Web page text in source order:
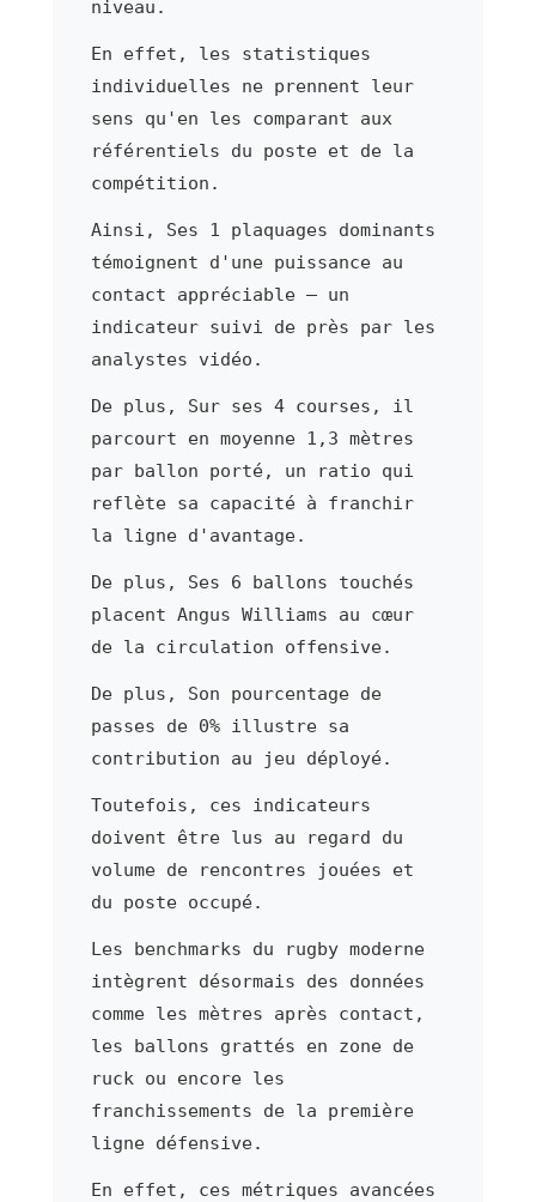
niveau.
En effet, les statistiques
individuelles ne prennent leur
sens qu'en les comparant aux
référentiels du poste et de la
compétition.
Ainsi, Ses 1 plaquages dominants
témoignent d'une puissance au
contact appréciable — un
indicateur suivi de près par les
analystes vidéo.
De plus, Sur ses 4 courses, il
parcourt en moyenne 1,3 mètres
par ballon porté, un ratio qui
reflète sa capacité à franchir
la ligne d'avantage.
De plus, Ses 6 ballons touchés
placent Angus Williams au cœur
de la circulation offensive.
De plus, Son pourcentage de
passes de 0% illustre sa
contribution au jeu déployé.
Toutefois, ces indicateurs
doivent être lus au regard du
volume de rencontres jouées et
du poste occupé.
Les benchmarks du rugby moderne
intègrent désormais des données
comme les mètres après contact,
les ballons grattés en zone de
ruck ou encore les
franchissements de la première
ligne défensive.
En effet, ces métriques avancées